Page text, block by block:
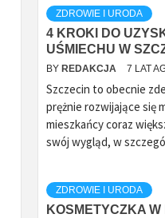
ZDROWIE I URODA
4 KROKI DO
UŚMIECHU W
BY REDAKCJA 7 LAT
Szczecin to obecnie
prężnie rozwijające się
mieszkańcy coraz
swój wygląd, w
ZDROWIE I URODA
KOSMETYCZKA